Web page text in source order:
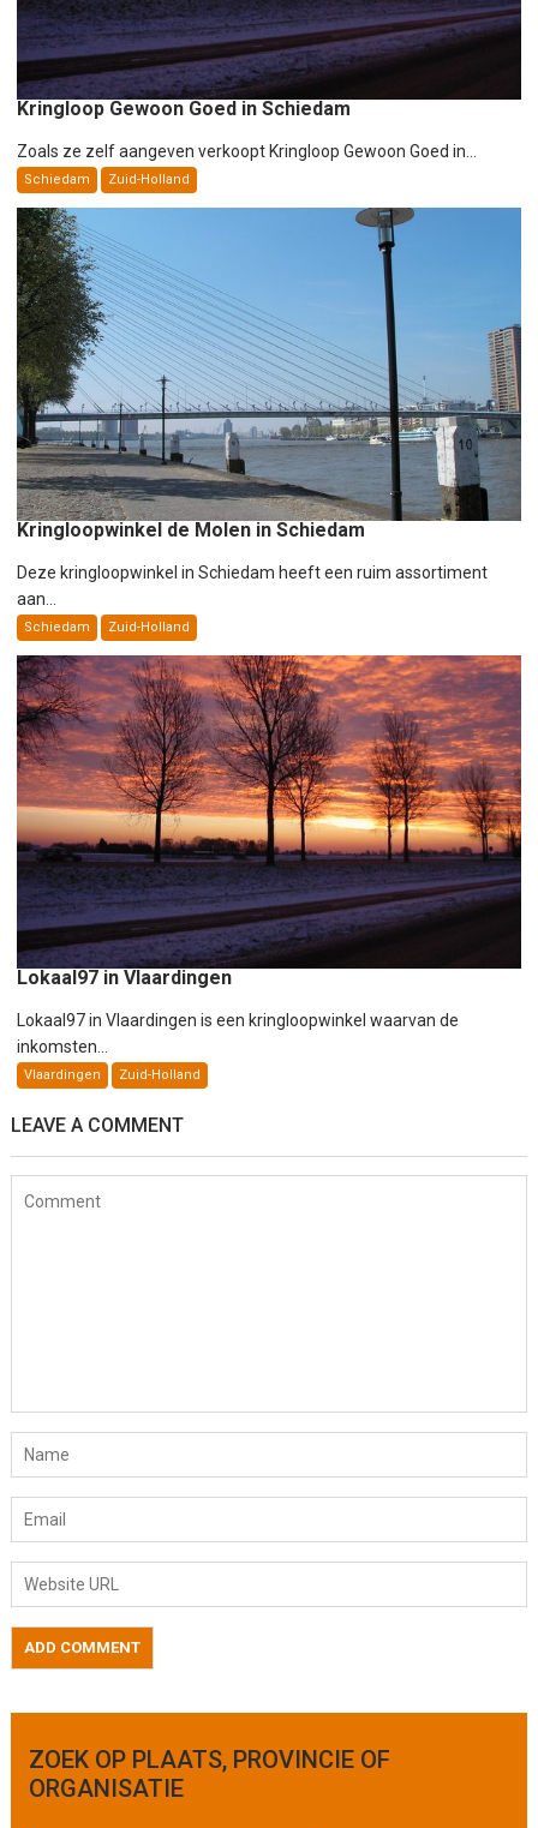
Kringloop Gewoon Goed in Schiedam
Zoals ze zelf aangeven verkoopt Kringloop Gewoon Goed in...
Schiedam Zuid-Holland
Kringloopwinkel de Molen in Schiedam
Deze kringloopwinkel in Schiedam heeft een ruim assortiment
aan...
Schiedam Zuid-Holland
Lokaal97 in Vlaardingen
Lokaal97 in Vlaardingen is een kringloopwinkel waarvan de
inkomsten...
Vlaardingen Zuid-Holland
LEAVE A COMMENT
ZOEK OP PLAATS, PROVINCIE OF
ORGANISATIE